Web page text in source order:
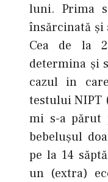
luni. Prima
însărcinată şi
Cea de la
determina şi
cazul in
testului NIPT
mi s-a părut
bebelușul
pe la 14
un (extra)